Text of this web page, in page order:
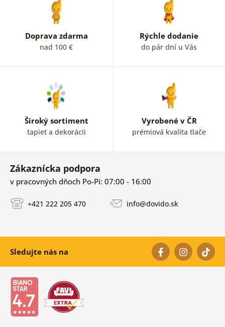
Doprava zdarma
nad 100 €
Rýchle dodanie
do pár dní u Vás
Široký sortiment
tapiet a dekorácii
Vyrobené v ČR
prémiová kvalita tlače
Zákaznícka podpora
v pracovných dňoch Po-Pi: 07:00 - 16:00
+421 222 205 470 info@dovido.sk
Sledujte nás na